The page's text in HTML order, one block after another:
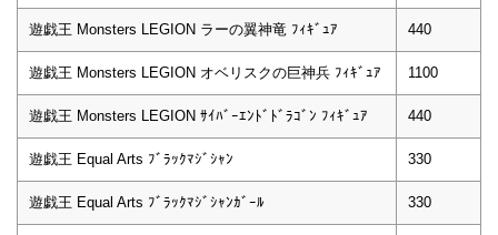
遊戯王 Monsters LEGION ラーの翼神竜 ﾌｨｷﾞｭｱ 440
遊戯王 Monsters LEGION オベリスクの巨神兵 ﾌｨｷﾞｭｱ 1100
遊戯王 Monsters LEGION ｻｲﾊﾞｰｴﾝﾄﾞﾄﾞﾗｺﾞﾝ ﾌｨｷﾞｭｱ 440
遊戯王 Equal Arts ﾌﾞﾗｯｸﾏｼﾞｼｬﾝ 330
遊戯王 Equal Arts ﾌﾞﾗｯｸﾏｼﾞｼｬﾝｶﾞｰﾙ 330